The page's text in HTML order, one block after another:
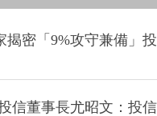
密「9%攻守兼備」投
信董事長尤昭文：投信